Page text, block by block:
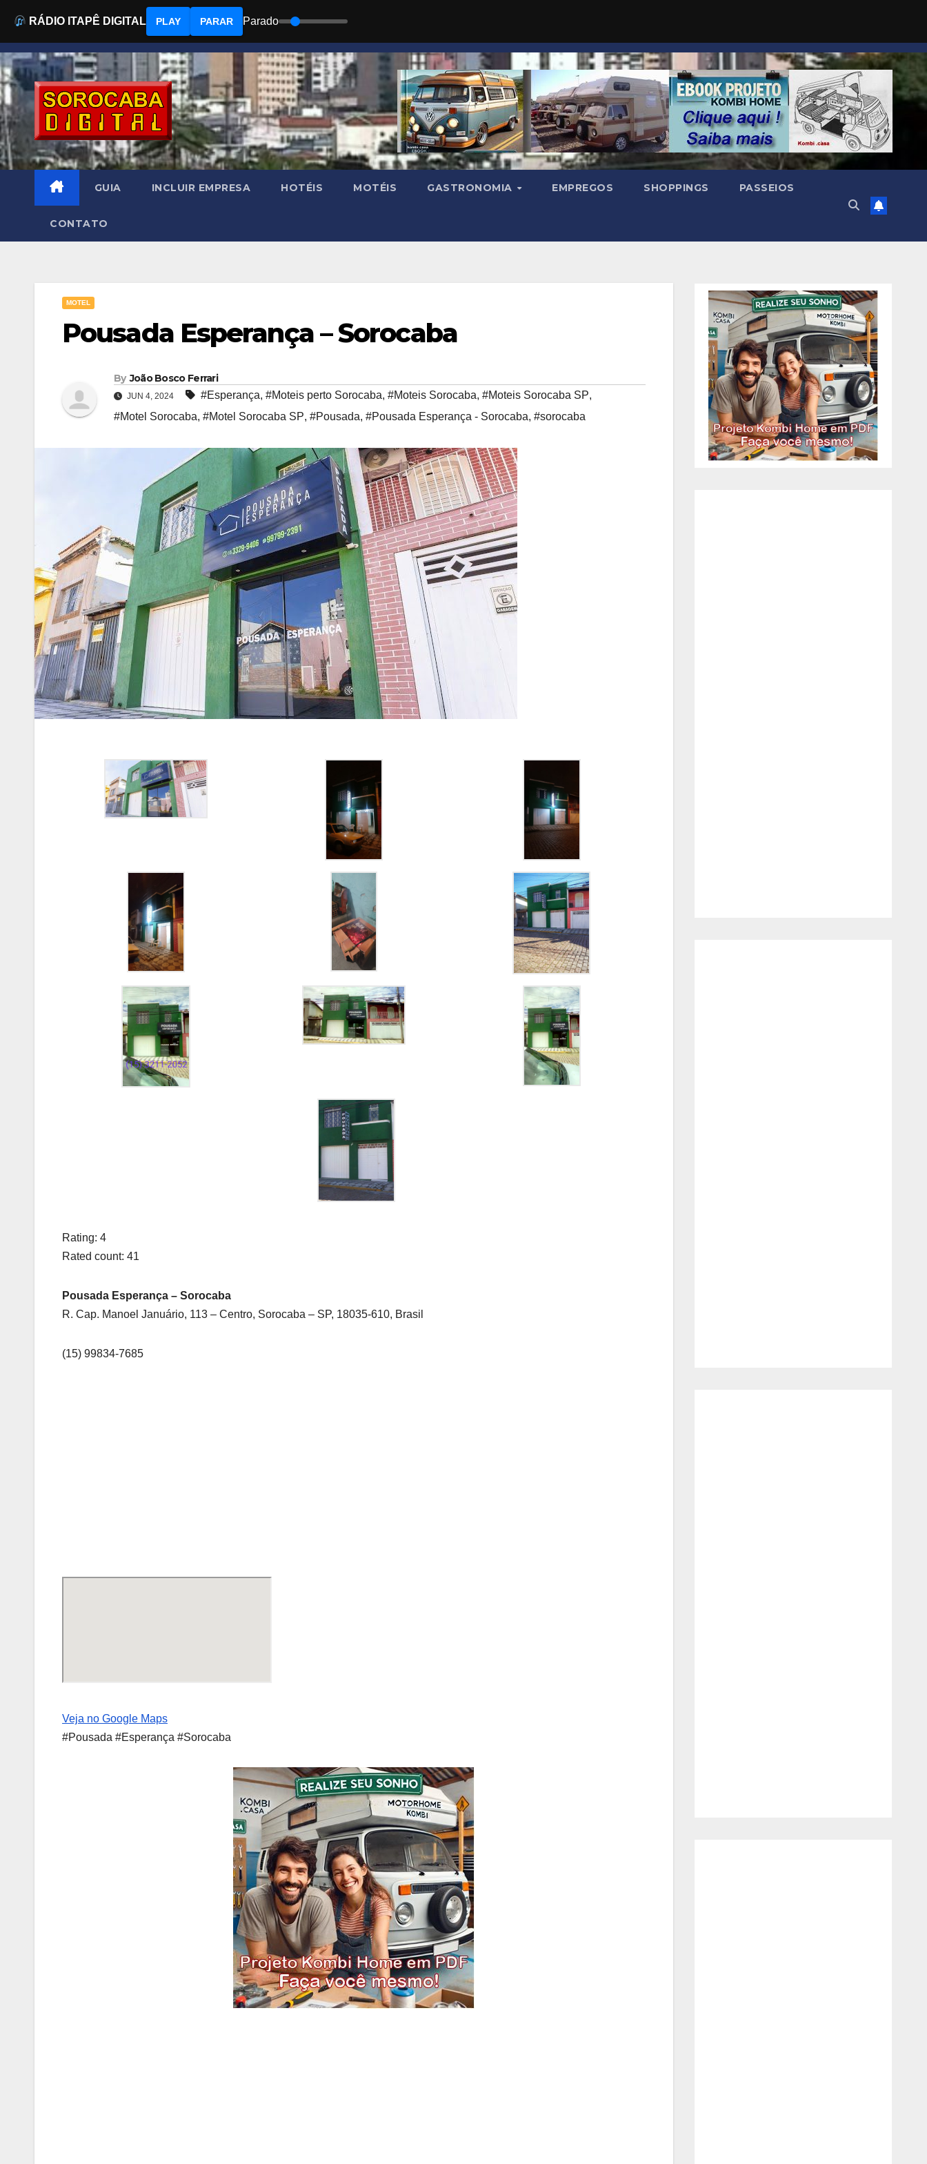
Skip
to
content
GUIA INCLUIR EMPRESA HOTÉIS MOTÉIS GASTRONOMIA EMPREGOS SHOPPINGS PASSEIOS
CONTATO
MOTEL
Pousada Esperança – Sorocaba
By João Bosco Ferrari
JUN 4, 2024 #Esperança, #Moteis perto Sorocaba, #Moteis Sorocaba, #Moteis Sorocaba SP,
#Motel Sorocaba, #Motel Sorocaba SP, #Pousada, #Pousada Esperança - Sorocaba, #sorocaba
Rating: 4
Rated count: 41
Pousada Esperança – Sorocaba
R. Cap. Manoel Januário, 113 – Centro, Sorocaba – SP, 18035-610, Brasil
(15) 99834-7685
Veja no Google Maps
#Pousada #Esperança #Sorocaba
RÁDIO ITAPÊ DIGITAL PLAY PARAR Parado